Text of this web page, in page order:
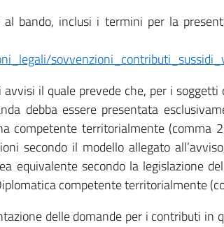
bando, inclusi i termini per la
il quale prevede che, per i
debba essere presentata
competente territorialmente (comma
secondo il modello allegato
equivalente secondo la legislazione
competente territorialmente
delle domande per i contributi in